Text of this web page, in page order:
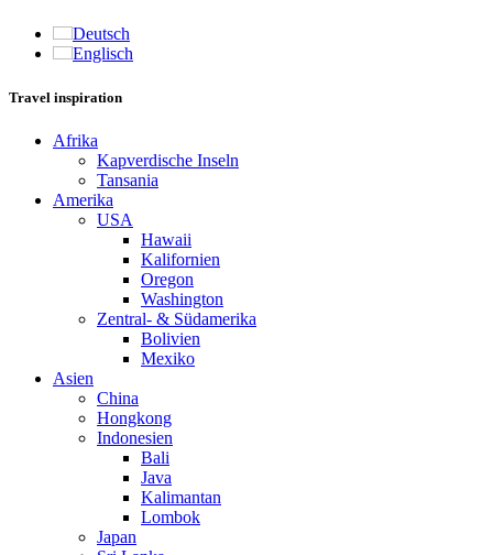
Deutsch
Englisch
Travel inspiration
Afrika
Kapverdische Inseln
Tansania
Amerika
USA
Hawaii
Kalifornien
Oregon
Washington
Zentral- & Südamerika
Bolivien
Mexiko
Asien
China
Hongkong
Indonesien
Bali
Java
Kalimantan
Lombok
Japan